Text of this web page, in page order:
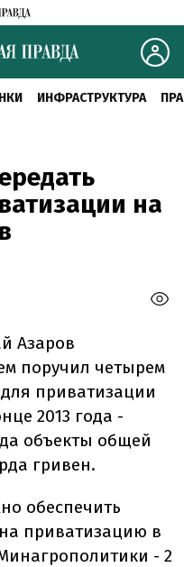
ИНФРАСТРУКТУРА
на
Азаров
поручил четырем
приватизации
2013 года -
объекты общей
гривен.
обеспечить
приватизацию в
- 2